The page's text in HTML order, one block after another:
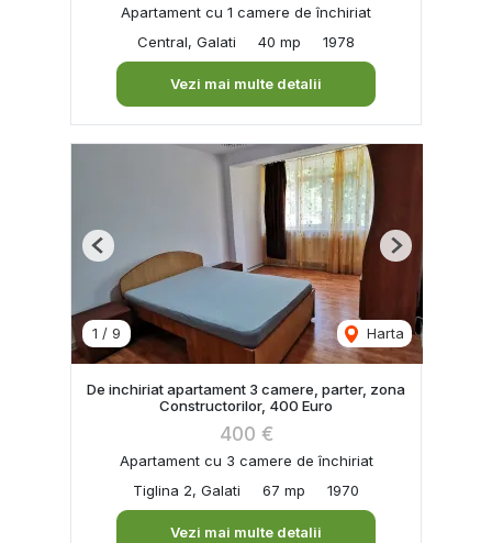
Apartament cu 1 camere de închiriat
Central, Galati
40 mp 1978
Vezi mai multe detalii
1 / 9 Harta
Previous Next
De inchiriat apartament 3 camere, parter, zona
Constructorilor, 400 Euro
400 €
Apartament cu 3 camere de închiriat
Tiglina 2, Galati
67 mp 1970
Vezi mai multe detalii